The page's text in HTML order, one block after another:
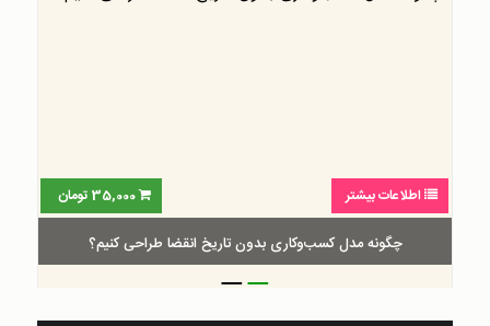
اطلاعات بیشتر 35,000 تومان
چگونه مدل کسب‌و‌کاری بدون تاریخ انقضا طراحی کنیم؟
__